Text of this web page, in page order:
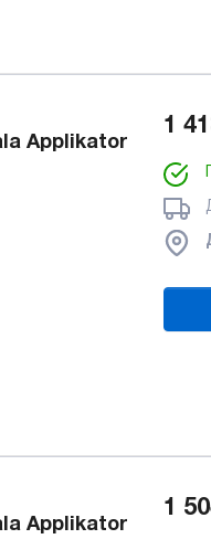
Applikator
1
Applikator
1